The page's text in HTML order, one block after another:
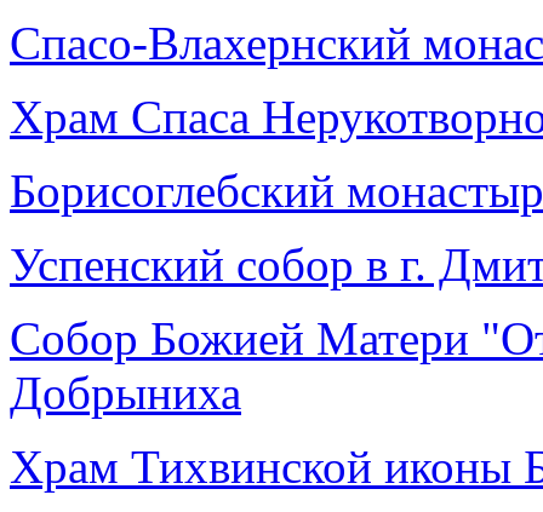
Спасо-Влахернский
Храм Спаса
Борисоглебский
Успенский собор в г.
Собор Божией Матери
Добрыниха
Храм Тихвинской иконы